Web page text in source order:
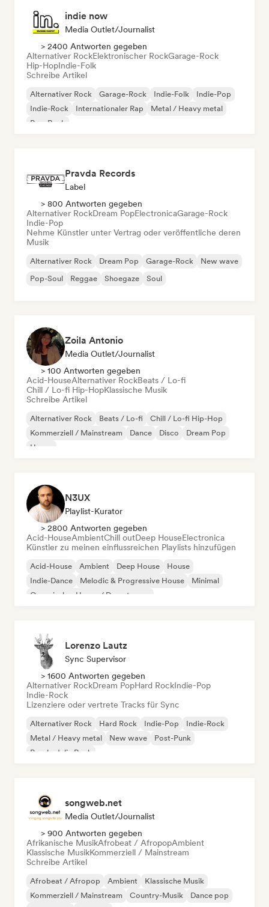
indie now
Media Outlet/Journalist
> 2400 Antworten gegeben
Alternativer RockElektronischer RockGarage-Rock
Hip-HopIndie-Folk
Schreibe Artikel
Alternativer Rock Garage-Rock Indie-Folk
Indie-Pop
Indie-Rock
Internationaler Rap
Metal / Heavy metal
Pop-Rock
Pravda Records
Label
> 800 Antworten gegeben
Alternativer RockDream PopElectronicaGarage-Rock
Indie-Pop
Nehme Künstler unter Vertrag oder veröffentliche deren
Musik
Alternativer Rock Dream Pop Garage-Rock
New wave
Pop-Soul
Reggae Shoegaze Soul
Zoila Antonio
Media Outlet/Journalist
> 100 Antworten gegeben
Acid-HouseAlternativer RockBeats / Lo-fi
Chill / Lo-fi Hip-HopKlassische Musik
Schreibe Artikel
Alternativer Rock Beats / Lo-fi
Chill / Lo-fi Hip-Hop
Kommerziell / Mainstream
Dance Disco
Dream Pop
House
N3UX
Playlist-Kurator
> 2800 Antworten gegeben
Acid-HouseAmbientChill outDeep HouseElectronica
Künstler zu meinen einflussreichen Playlists hinzufügen
Acid-House Ambient Deep House
House
Indie-Dance
Melodic & Progressive House
Minimal
Organischer House / Downtempo
Lorenzo Lautz
Sync Supervisor
> 1600 Antworten gegeben
Alternativer RockDream PopHard RockIndie-Pop
Indie-Rock
Lizenziere oder vertrete Tracks für Sync
Alternativer Rock Hard Rock Indie-Pop
Indie-Rock
Metal / Heavy metal
New wave
Post-Punk
Psychedelic Rock
songweb.net
Media Outlet/Journalist
> 900 Antworten gegeben
Afrikanische MusikAfrobeat / AfropopAmbient
Klassische MusikKommerziell / Mainstream
Schreibe Artikel
Afrobeat / Afropop Ambient
Klassische Musik
Kommerziell / Mainstream
Country-Musik
Dance pop